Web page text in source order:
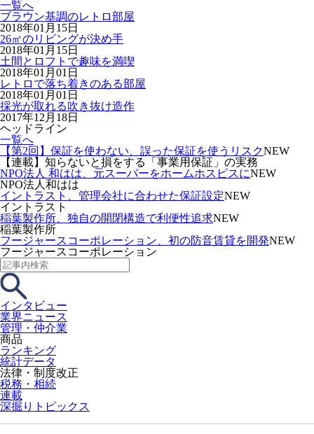
一覧へ
ブラウン基調のレトロ部屋
2018年01月15日
26㎡のリビングが決め手
2018年01月15日
土間とロフトで趣味を満喫
2018年01月01日
レトロで落ち着きのある部屋
2018年01月01日
採光が取れる吹き抜け造作
2017年12月18日
ヘッドライン
一覧へ
【第2回】保証を使わない、誤った保証を使うリスクNEW
【連載】知らないと損をする「事業用保証」の実務
NPO法人 和はは、元スーパーをホームホスピスにNEW
NPO法人和はは
イントラスト、管理会社に合わせた保証設定NEW
イントラスト
稲葉製作所、独自の開閉構造で利便性追求NEW
稲葉製作所
フージャースコーポレーション、初の防音賃貸を開発NEW
フージャースコーポレーション
インタビュー
業界ニュース
管理・仲介業
商品
ランキング
統計データ
法律・制度改正
税務・相続
連載
深掘りトピックス